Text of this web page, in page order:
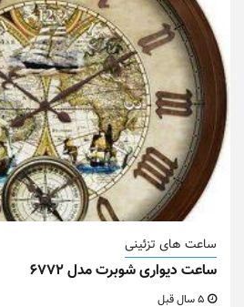
ساعت های تزئینی
ساعت دیواری شوبرت مدل ۶۷۷۲